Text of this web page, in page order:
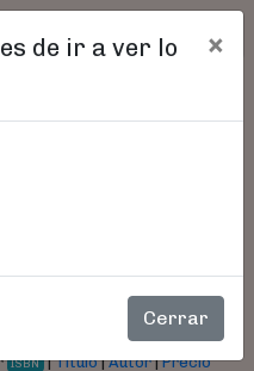
de ir a ver lo
×
Cerrar
ISBN |Título|Autor|Precio